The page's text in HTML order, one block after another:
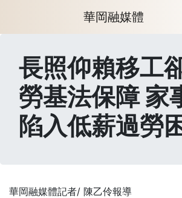
華岡融媒體
長照仰賴移工
勞基法保障 家
陷入低薪過勞
華岡融媒體記者/ 陳乙伶報導